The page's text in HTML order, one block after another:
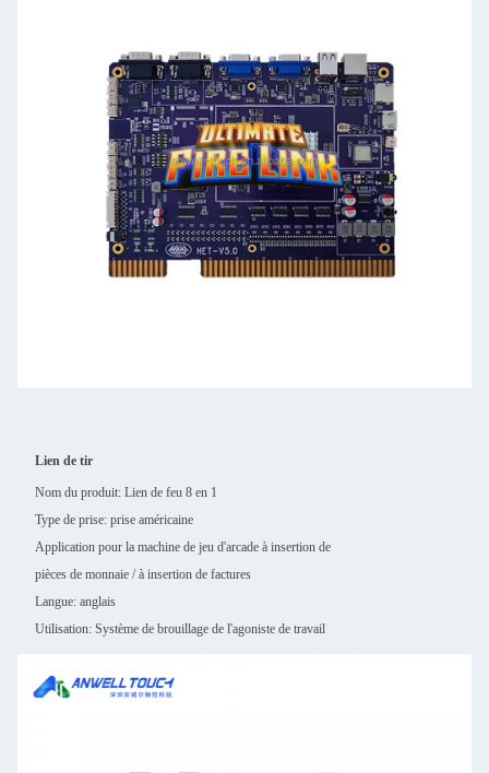
Lien de tir
Nom du produit: Lien de feu 8 en 1
Type de prise: prise américaine
Application pour la machine de jeu d'arcade à insertion de
pièces de monnaie / à insertion de factures
Langue: anglais
Utilisation: Système de brouillage de l'agoniste de travail